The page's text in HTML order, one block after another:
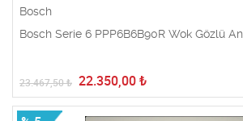
Bosch
Bosch Serie 6 PPP6B6B90R Wok Gözlü
23.467,50₺ 22.350,00 ₺